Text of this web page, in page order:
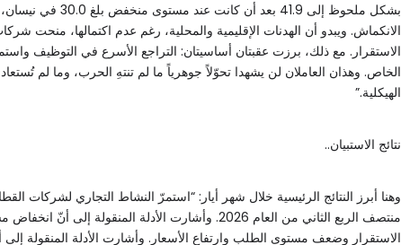
بشكل ملحوظ إلى 41.9 بعد
الانكماش. ويبدو أن الهدنات الإقليمية والمحلية، رغم عدم اكتمالها، منحت
الاستقرار. مع ذلك، برزت عقبتان أساسيتان: التراجع الأسرع في التوظيف
الخاص. وهذان العاملان لن يشهدا تحوّلاً جوهرياً ما لم تنتهِ الحرب، وما لم
الهيكلية.”
نتائج الاستبيان..
وهنا أبرز النتائج الرئيسية خلال شهر أيار: “استمرّ النشاط التجاري لشركات
منتصف الربع الثاني من العام 2026. وأشارت الأدلة المنقولة
الاستقرار وضعف مستوى الطلب وارتفاع الأسعار. وأشارت الأدلة المنقولة إلى